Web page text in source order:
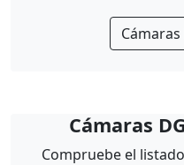
Cámaras
Cámaras
Compruebe el